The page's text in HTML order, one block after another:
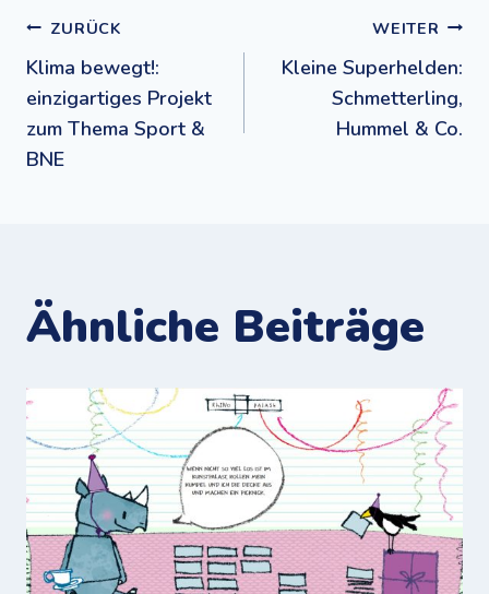
Beitragsnavigation
ZURÜCK
Klima bewegt!:
einzigartiges Projekt
zum Thema Sport &
BNE
WEITER
Kleine Superhelden:
Schmetterling,
Hummel & Co.
Ähnliche Beiträge